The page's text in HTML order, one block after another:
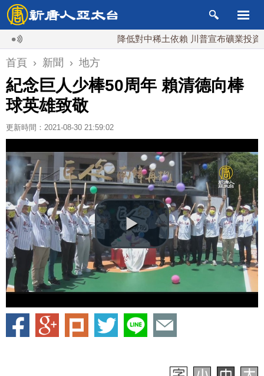
降低對中稀土依賴 川普宣布礦業投資20億美
首頁 › 新聞 › 地方
紀念巨人少棒50周年 賴清德向棒
球英雄致敬
更新時間：2021-08-30 21:59:02